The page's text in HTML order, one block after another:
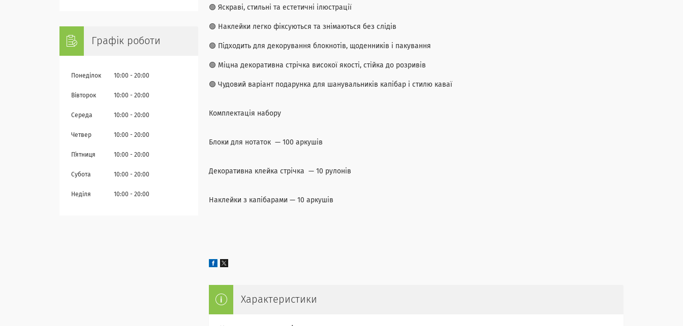
🟢 Яскраві, стильні та естетичні ілюстрації
🟢 Наклейки легко фіксуються та знімаються без слідів
🟢 Підходить для декорування блокнотів, щоденників і пакування
🟢 Міцна декоративна стрічка високої якості, стійка до розривів
🟢 Чудовий варіант подарунка для шанувальників капібар і стилю каваї
Комплектація набору
Блоки для нотаток — 100 аркушів
Декоративна клейка стрічка — 10 рулонів
Наклейки з капібарами — 10 аркушів
Характеристики
Графік роботи
Понеділок 10:00 20:00
Вівторок 10:00 20:00
Середа 10:00 20:00
Четвер 10:00 20:00
Пʼятниця 10:00 20:00
Субота 10:00 20:00
Неділя 10:00 20:00